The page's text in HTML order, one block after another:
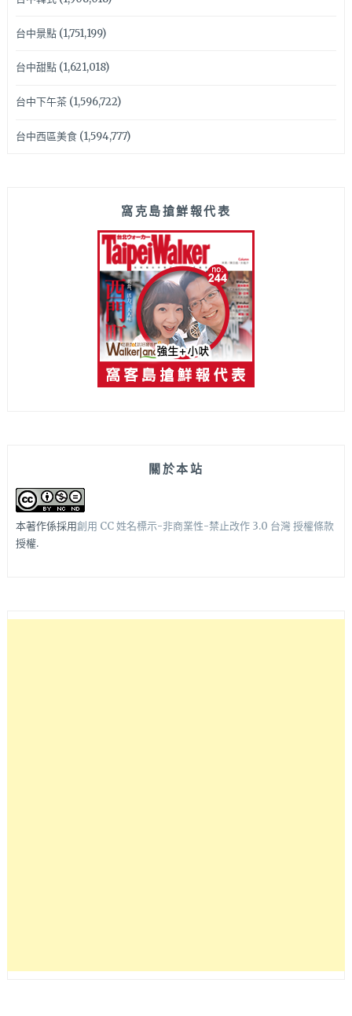
台中景點(1,751,199)
台中甜點(1,621,018)
台中下午茶(1,596,722)
台中西區美食(1,594,777)
窩克島搶鮮報代表
關於本站
本著作係採用創用 CC 姓名標示-非商業性-禁止改作 3.0 台灣 授權條款
授權.